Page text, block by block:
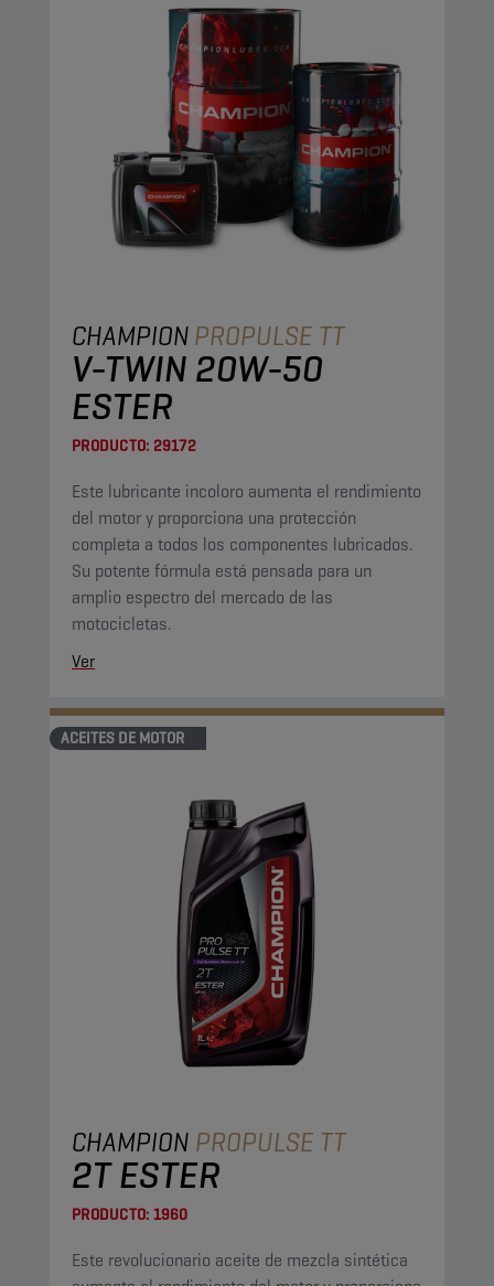
CHAMPIONPROPULSE TT
V-TWIN 20W-50
ESTER
PRODUCTO: 29172
Este lubricante incoloro aumenta el rendimiento
del motor y proporciona una protección
completa a todos los componentes lubricados.
Su potente fórmula está pensada para un
amplio espectro del mercado de las
motocicletas.
Ver
ACEITES DE MOTOR
CHAMPION PROPULSE TT
2T ESTER
PRODUCTO: 1960
Este revolucionario aceite de mezcla sintética